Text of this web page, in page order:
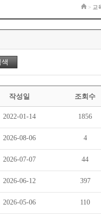
> 교
작성일 조회수
2022-01-14 1856
2026-08-06 4
2026-07-07 44
2026-06-12 397
2026-05-06 110